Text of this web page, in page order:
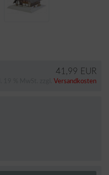
41,99 EUR
Versandkosten